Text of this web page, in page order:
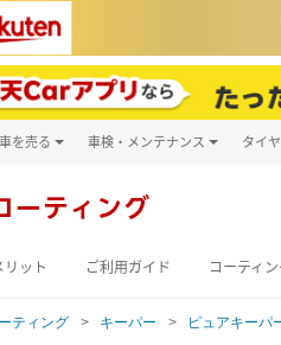
車を売る 車検・メンテナンス
キズ修理予約
洗車・コーティング
タイ
ーティング
リット ご利用ガイド コーティ
ティング キーパー ピュアキーパ